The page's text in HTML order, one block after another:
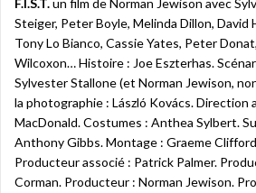
F.I.S.T.un film de Norman Jewison avec
Steiger, Peter Boyle, Melinda Dillon, David
Tony Lo Bianco, Cassie Yates, Peter
Wilcoxon… Histoire : Joe Eszterhas.
Sylvester Stallone (et Norman Jewison,
la photographie : László Kovács. Direction
MacDonald. Costumes : Anthea Sylbert.
Anthony Gibbs. Montage : Graeme
Producteur associé : Patrick Palmer.
Corman. Producteur : Norman Jewison.